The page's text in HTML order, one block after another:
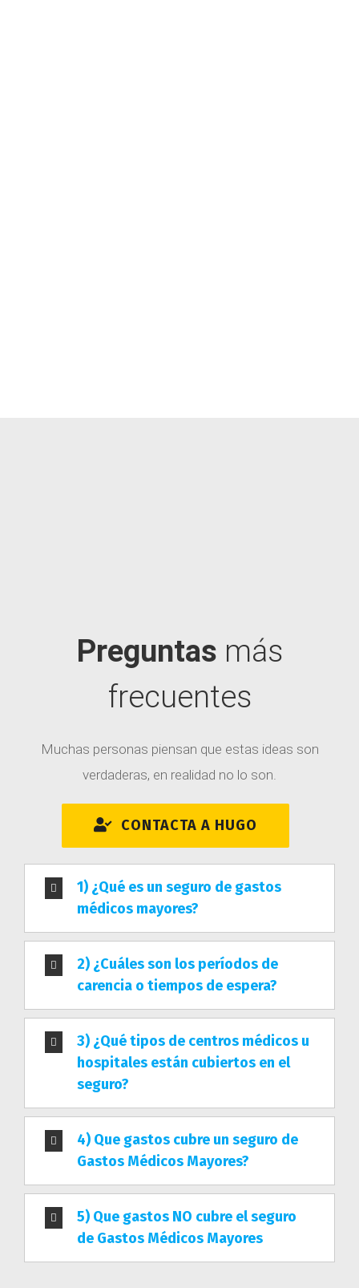
Preguntas más
frecuentes
Muchas personas piensan que estas ideas son
verdaderas, en realidad no lo son.
CONTACTA A HUGO
1) ¿Qué es un seguro de gastos
médicos mayores?
2) ¿Cuáles son los períodos de
carencia o tiempos de espera?
3) ¿Qué tipos de centros médicos u
hospitales están cubiertos en el
seguro?
4) Que gastos cubre un seguro de
Gastos Médicos Mayores?
5) Que gastos NO cubre el seguro
de Gastos Médicos Mayores